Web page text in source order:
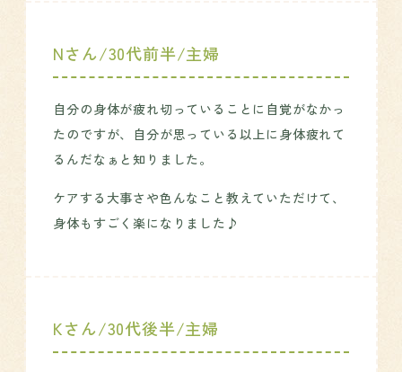
Nさん/30代前半/主婦
自分の身体が疲れ切っていることに自覚がなかっ
たのですが、自分が思っている以上に身体疲れて
るんだなぁと知りました。
ケアする大事さや色んなこと教えていただけて、
身体もすごく楽になりました♪
Kさん/30代後半/主婦